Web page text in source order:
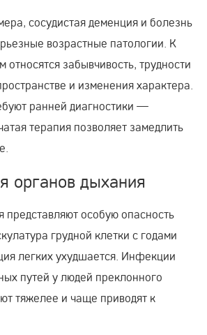
сосудистая деменция и болезнь
возрастные патологии. К
забывчивость, трудности
и изменения характера.
ранней диагностики —
терапия позволяет замедлить
органов дыхания
особую опасность
грудной клетки с годами
легких ухудшается. Инфекции
путей у людей преклонного
тяжелее и чаще приводят к